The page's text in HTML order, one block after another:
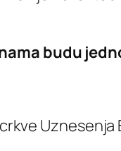
budu
Uznesenja